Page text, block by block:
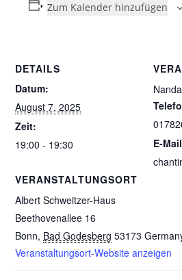
Zum Kalender hinzufügen
DETAILS
Datum:
August 7, 2025
Zeit:
19:00 - 19:30
VERANSTALTUNGSORT
Albert Schweitzer-Haus
Beethovenallee 16
Bonn, Bad Godesberg 53173
Veranstaltungsort-Website anzeigen
E-Mail